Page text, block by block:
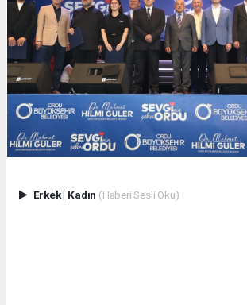
Erkek| Kadın (Haberi Sesli Oku)